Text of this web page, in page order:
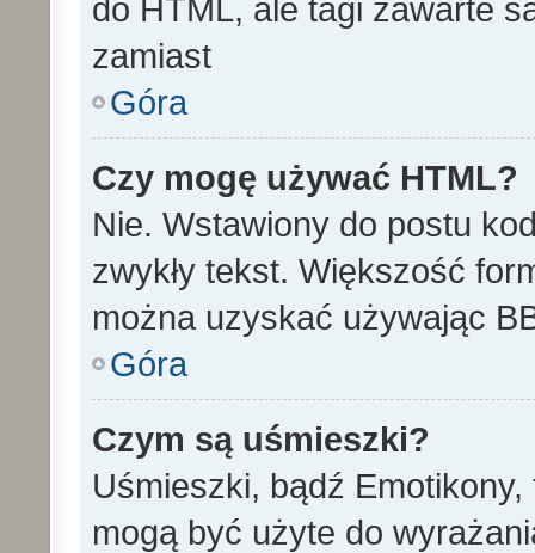
do HTML, ale tagi zawarte
zamiast
Góra
Czy mogę używać HTML?
Nie. Wstawiony do postu
zwykły tekst. Większość
można uzyskać używając
Góra
Czym są uśmieszki?
Uśmieszki, bądź
mogą być użyte do